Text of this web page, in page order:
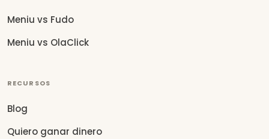
Meniu vs Fudo
Meniu vs OlaClick
RECURSOS
Blog
Quiero ganar dinero